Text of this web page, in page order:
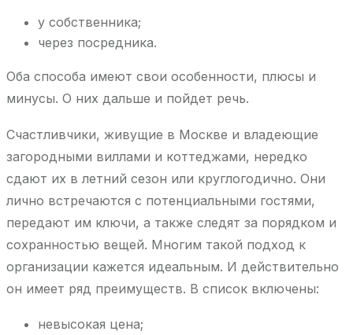
у собственника;
через посредника.
Оба способа имеют свои особенности, плюсы и
минусы. О них дальше и пойдет речь.
Счастливчики, живущие в Москве и владеющие
загородными виллами и коттеджами, нередко
сдают их в летний сезон или круглогодично. Они
лично встречаются с потенциальными гостями,
передают им ключи, а также следят за порядком и
сохранностью вещей. Многим такой подход к
организации кажется идеальным. И действительно
он имеет ряд преимуществ. В список включены:
невысокая цена;